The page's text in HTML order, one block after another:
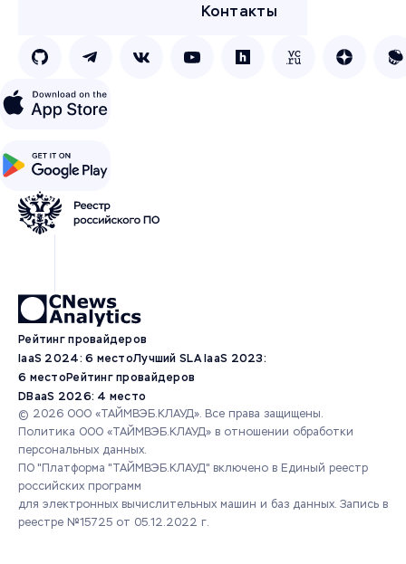
Контакты
Рейтинг провайдеров
IaaS 2024: 6 местоЛучший SLA IaaS 2023:
6 местоРейтинг провайдеров
DBaaS 2026: 4 место
© 2026 ООО «ТАЙМВЭБ.КЛАУД». Все права защищены.
Политика ООО «ТАЙМВЭБ.КЛАУД» в отношении обработки
персональных данных.
ПО "Платформа "ТАЙМВЭБ.КЛАУД" включено в Единый реестр
российских программ
для электронных вычислительных машин и баз данных. Запись в
реестре №15725 от 05.12.2022 г.